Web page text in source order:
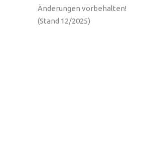
Änderungen vorbehalten!
(Stand 12/2025)